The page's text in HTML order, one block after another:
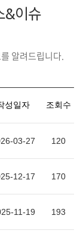
&이슈
알려드립니다.
성일자 조회수
03-27 120
12-17 170
11-19 193